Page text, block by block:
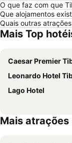
O que faz com que
Que alojamentos
Quais outras
Mais Top
Caesar Premier
Leonardo Hotel
Lago Hotel
Mais